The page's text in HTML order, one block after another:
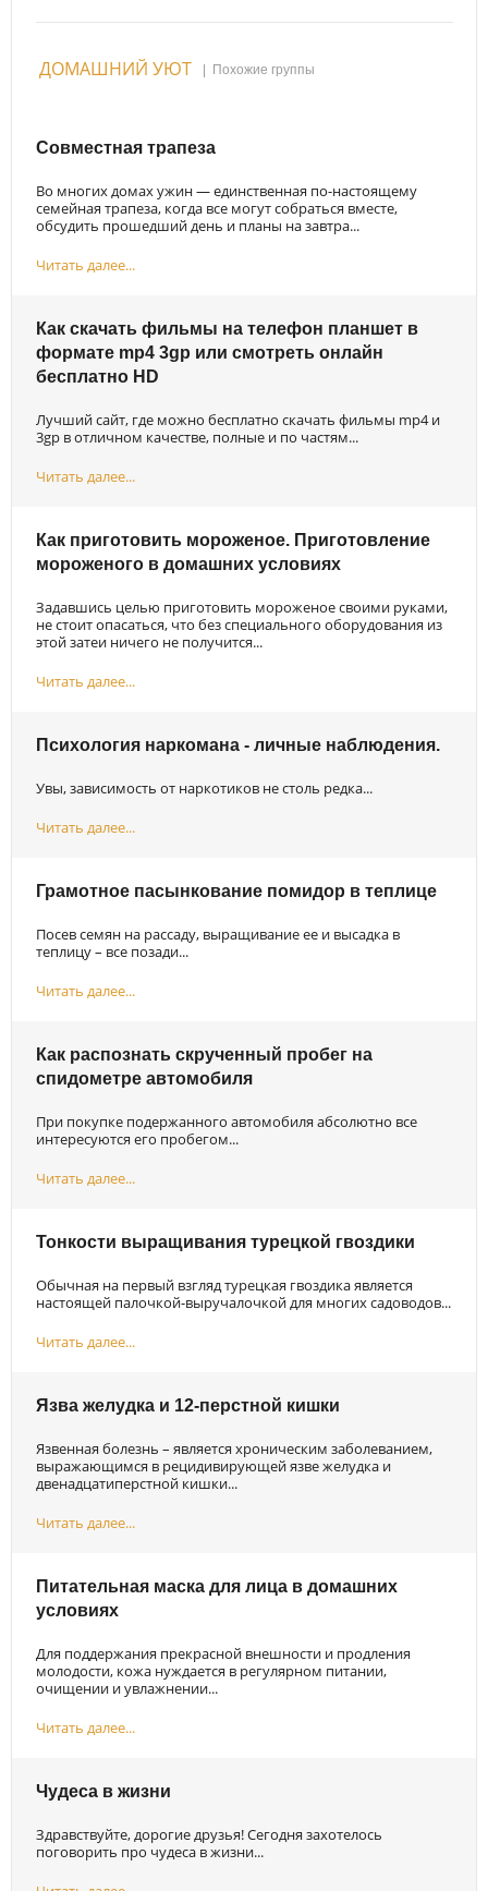
ДОМАШНИЙ УЮТ | Похожие группы
Совместная трапеза
Во многих домах ужин — единственная по-настоящему
семейная трапеза, когда все могут собраться вместе,
обсудить прошедший день и планы на завтра...
Читать далее...
Как скачать фильмы на телефон планшет в
формате mp4 3gp или смотреть онлайн
бесплатно HD
Лучший сайт, где можно бесплатно скачать фильмы mp4 и
3gp в отличном качестве, полные и по частям...
Читать далее...
Как приготовить мороженое. Приготовление
мороженого в домашних условиях
Задавшись целью приготовить мороженое своими руками,
не стоит опасаться, что без специального оборудования из
этой затеи ничего не получится...
Читать далее...
Психология наркомана - личные наблюдения.
Увы, зависимость от наркотиков не столь редка...
Читать далее...
Грамотное пасынкование помидор в теплице
Посев семян на рассаду, выращивание ее и высадка в
теплицу – все позади...
Читать далее...
Как распознать скрученный пробег на
спидометре автомобиля
При покупке подержанного автомобиля абсолютно все
интересуются его пробегом...
Читать далее...
Тонкости выращивания турецкой гвоздики
Обычная на первый взгляд турецкая гвоздика является
настоящей палочкой-выручалочкой для многих садоводов...
Читать далее...
Язва желудка и 12-перстной кишки
Язвенная болезнь – является хроническим заболеванием,
выражающимся в рецидивирующей язве желудка и
двенадцатиперстной кишки...
Читать далее...
Питательная маска для лица в домашних
условиях
Для поддержания прекрасной внешности и продления
молодости, кожа нуждается в регулярном питании,
очищении и увлажнении...
Читать далее...
Чудеса в жизни
Здравствуйте, дорогие друзья! Сегодня захотелось
поговорить про чудеса в жизни...